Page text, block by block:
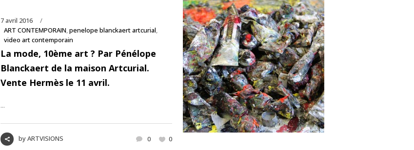
7 avril 2016
ART CONTEMPORAIN,penelope blanckaert artcurial,
video art contemporain
La mode, 10ème art ? Par Pénélope
Blanckaert de la maison Artcurial.
Vente Hermès le 11 avril.
...
byARTVISIONS 0 0